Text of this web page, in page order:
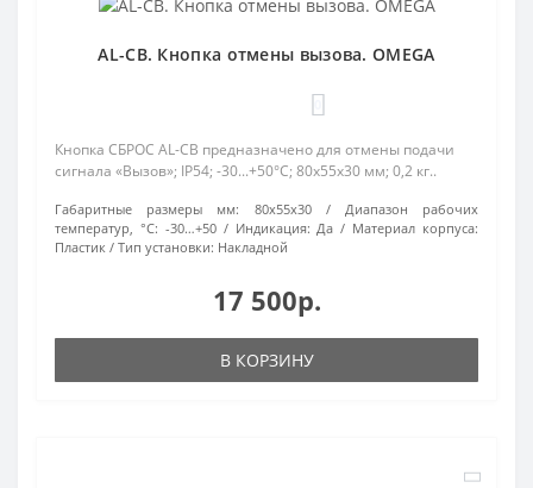
AL-CB. Кнопка отмены вызова. OMEGA
Кнопка СБРОС AL-CB предназначено для отмены подачи
сигнала «Вызов»; IP54; -30...+50°C; 80х55х30 мм; 0,2 кг..
Габаритные размеры мм: 80х55х30
Диапазон рабочих
температур, °С: -30…+50 Индикация: Да
Материал корпуса:
Пластик
Тип установки: Накладной
17 500р.
В КОРЗИНУ